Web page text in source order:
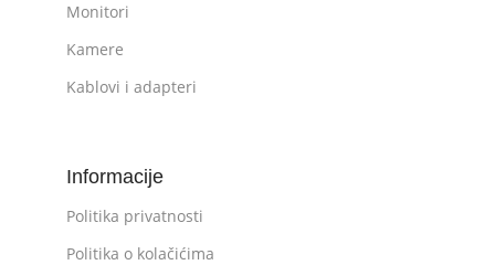
Monitori
Kamere
Kablovi i adapteri
Informacije
Politika privatnosti
Politika o kolačićima